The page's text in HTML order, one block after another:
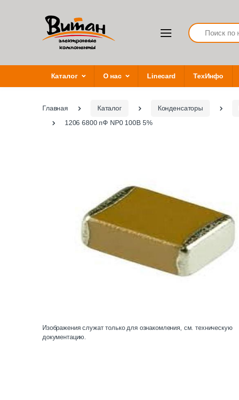
Search
Каталог О нас Linecard ТехИнфо
Главная Каталог Конденсаторы
1206 6800 пФ NP0 100В 5%
Изображения служат только для ознакомления, см. техническую
документацию.